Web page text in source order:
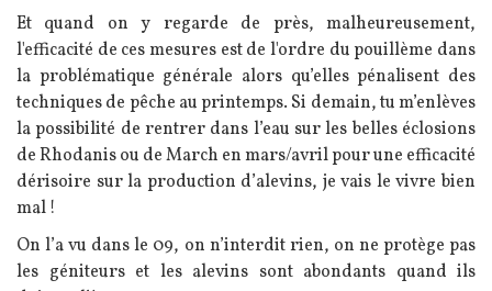
Et quand on y regarde de près, malheureusement,
l'efficacité de ces mesures est de l'ordre du pouillème dans
la problématique générale alors qu’elles pénalisent des
techniques de pêche au printemps. Si demain, tu m’enlèves
la possibilité de rentrer dans l’eau sur les belles éclosions
de Rhodanis ou de March en mars/avril pour une efficacité
dérisoire sur la production d’alevins, je vais le vivre bien
mal !
On l’a vu dans le 09, on n’interdit rien, on ne protège pas
les géniteurs et les alevins sont abondants quand ils